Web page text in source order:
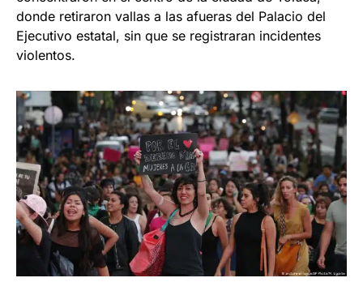
donde retiraron vallas a las afueras del Palacio del
Ejecutivo estatal, sin que se registraran incidentes
violentos.